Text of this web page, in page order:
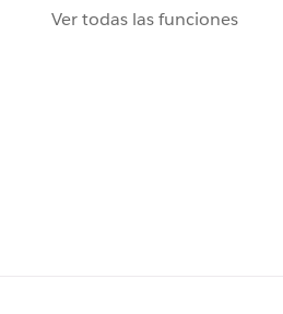
Ver todas las funciones